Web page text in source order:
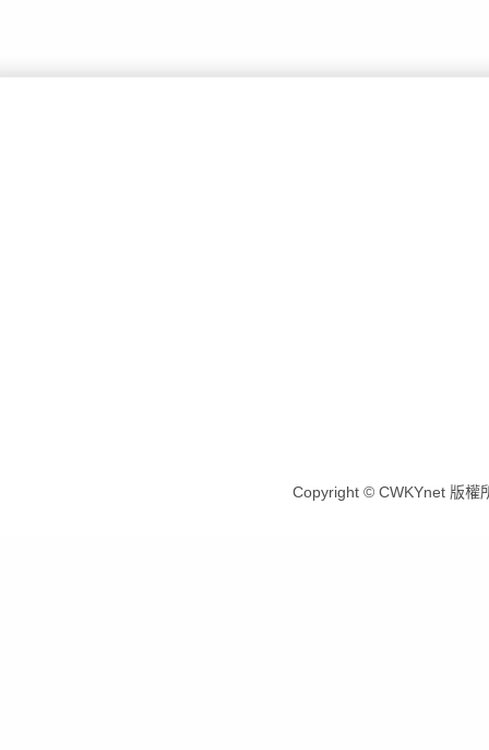
Copyright © CWKYnet 版權